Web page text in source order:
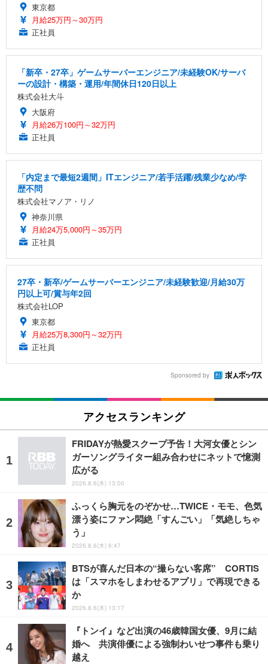
東京都
月給25万円～30万円
正社員
「新卒・27卒」ゲームサーバーエンジニア/未経験OK/サーバ
ーの設計・構築・運用/年間休日120日以上
株式会社大斗
大阪府
月給26万100円～32万円
正社員
「内定まで最短2週間」ITエンジニア/若手活躍/残業少なめ/学
歴不問
株式会社マノア・リノ
神奈川県
月給24万5,000円～35万円
正社員
27卒・新卒/ゲームサーバーエンジニア/未経験歓迎/月給30万
円以上可/賞与年2回
株式会社LOP
東京都
月給25万8,300円～32万円
正社員
Sponsored by
アクセスランキング
FRIDAYが熱愛スクープ予告！大河女優とシン
ガーソングライター組み合わせにネットで憶測
広がる
2026.8.6(木) 13:00
ふっくら胸元をのぞかせ…TWICE・モモ、色気
漂う姿にファン悶絶「すんごい」「気絶しちゃ
う」
2026.8.6(木) 6:47
BTSが喜んだ日本の“撮らない客席” CORTIS
は「スマホをしまわせるアプリ」で再現できる
か
2026.8.6(木) 13:17
『トンイ』など出演の46歳韓国女優、9月に結
婚へ 共演俳優による強制わいせつ事件も乗り
越え